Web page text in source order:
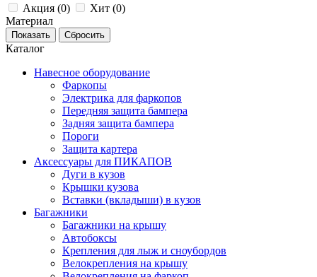
Акция (0) Хит (0)
Материал
Каталог
Навесное оборудование
Фаркопы
Электрика для фаркопов
Передняя защита бампера
Задняя защита бампера
Пороги
Защита картера
Аксессуары для ПИКАПОВ
Дуги в кузов
Крышки кузова
Вставки (вкладыши) в кузов
Багажники
Багажники на крышу
Автобоксы
Крепления для лыж и сноубордов
Велокрепления на крышу